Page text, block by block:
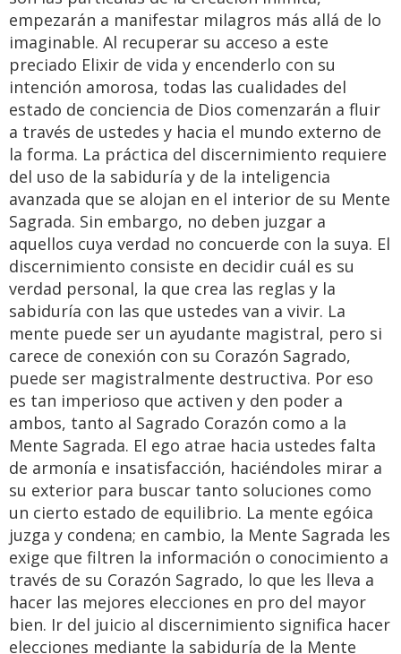
empezarán a manifestar milagros más allá de lo
imaginable. Al recuperar su acceso a este
preciado Elixir de vida y encenderlo con su
intención amorosa, todas las cualidades del
estado de conciencia de Dios comenzarán a fluir
a través de ustedes y hacia el mundo externo de
la forma. La práctica del discernimiento requiere
del uso de la sabiduría y de la inteligencia
avanzada que se alojan en el interior de su Mente
Sagrada. Sin embargo, no deben juzgar a
aquellos cuya verdad no concuerde con la suya. El
discernimiento consiste en decidir cuál es su
verdad personal, la que crea las reglas y la
sabiduría con las que ustedes van a vivir. La
mente puede ser un ayudante magistral, pero si
carece de conexión con su Corazón Sagrado,
puede ser magistralmente destructiva. Por eso
es tan imperioso que activen y den poder a
ambos, tanto al Sagrado Corazón como a la
Mente Sagrada. El ego atrae hacia ustedes falta
de armonía e insatisfacción, haciéndoles mirar a
su exterior para buscar tanto soluciones como
un cierto estado de equilibrio. La mente egóica
juzga y condena; en cambio, la Mente Sagrada les
exige que filtren la información o conocimiento a
través de su Corazón Sagrado, lo que les lleva a
hacer las mejores elecciones en pro del mayor
bien. Ir del juicio al discernimiento significa hacer
elecciones mediante la sabiduría de la Mente